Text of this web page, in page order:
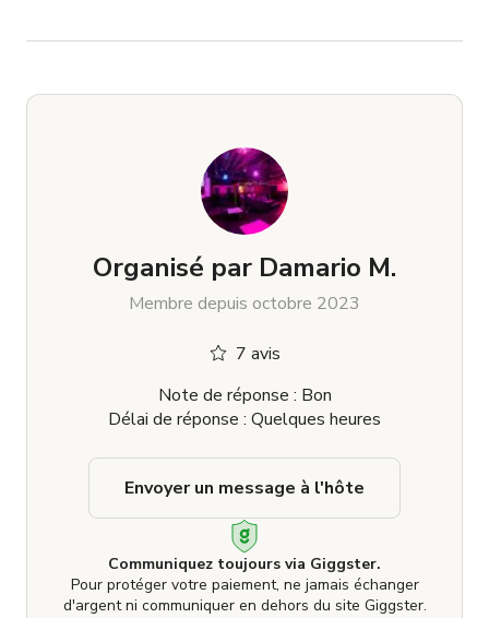
Organisé par Damario M.
Membre depuis octobre 2023
7 avis
Note de réponse : Bon
Délai de réponse : Quelques heures
Communiquez toujours via Giggster.
Pour protéger votre paiement, ne jamais échanger
d'argent ni communiquer en dehors du site Giggster.
Envoyer un message à l'hôte